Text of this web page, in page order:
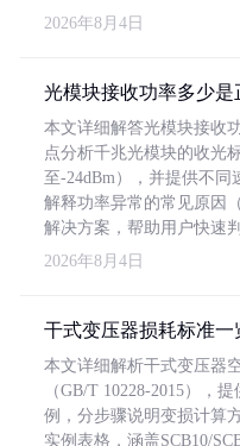
2026年8月4日
光模块接收功率多少是
本文详细解答光模块接收
点分析千兆光模块的收光
至-24dBm），并提供不
解释功率异常的常见原因
解决方案，帮助用户快速
2026年8月4日
干式变压器损耗标准
本文详细解析干式变压器
（GB/T 10228-2015），
例，分步骤说明变损计算
实例表格，涵盖SCB10/